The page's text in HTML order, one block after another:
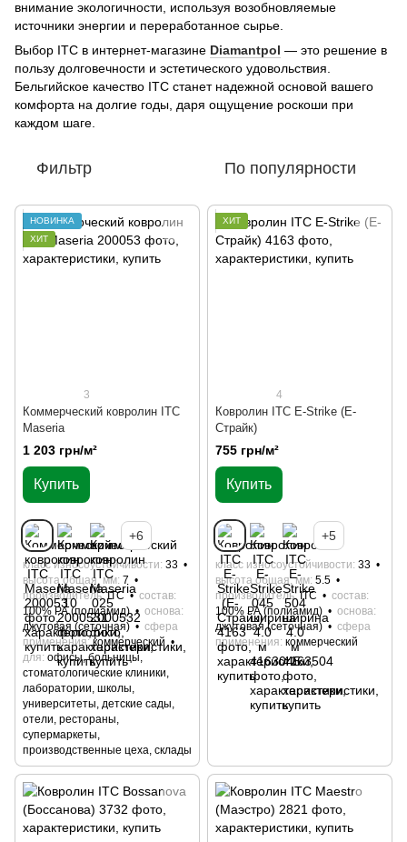
внимание экологичности, используя возобновляемые
источники энергии и переработанное сырье.
Выбор ITC в интернет-магазине Diamantpol — это решение в
пользу долговечности и эстетического удовольствия.
Бельгийское качество ITC станет надежной основой вашего
комфорта на долгие годы, даря ощущение роскоши при
каждом шаге.
Фильтр По популярности
НОВИНКА
ХИТ
3
Коммерческий ковролин ITC
Maseria
1 203 грн/м²
Купить
+6
класс износоустойчивости 33
высота общая, мм 7
производитель ITC
состав
100% РА (полиамид)
основа
джутовая (сеточная)
сфера
применения коммерческий
для офисы, больницы,
стоматологические клиники,
лаборатории, школы,
университеты, детские сады,
отели, рестораны,
супермаркеты,
производственные цеха, склады
ХИТ
4
Ковролин ITC E-Strike (Е-
Страйк)
755 грн/м²
Купить
+5
класс износоустойчивости 33
высота общая, мм 5.5
производитель ITC
состав
100% РА (полиамид)
основа
джутовая (сеточная)
сфера
применения коммерческий